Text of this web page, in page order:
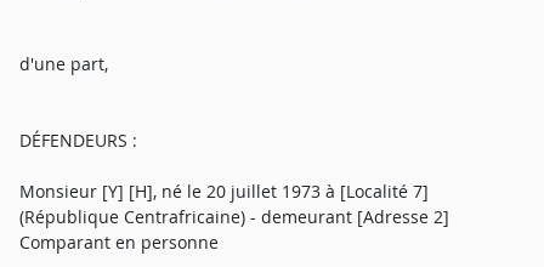
d'une part,
DÉFENDEURS :
Monsieur [Y] [H], né le 20 juillet 1973 à [Localité 7]
(République Centrafricaine) - demeurant [Adresse 2]
Comparant en personne